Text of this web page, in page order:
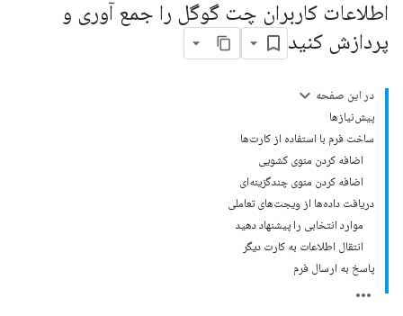
اطلاعات کاربران چت گوگل را جمع آوری و
پردازش کنید
در این صفحه
پیش‌نیازها
ساخت فرم با استفاده از کارت‌ها
اضافه کردن منوی کشویی
اضافه کردن منوی چندگزینه‌ای
دریافت داده‌ها از ویجت‌های تعاملی
موارد انتخابی را پیشنهاد دهید
انتقال اطلاعات به کارت دیگر
پاسخ به ارسال فرم